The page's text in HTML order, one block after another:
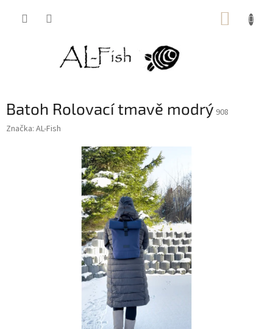
Batoh Rolovací tmavě modrý 908
Značka: AL-Fish